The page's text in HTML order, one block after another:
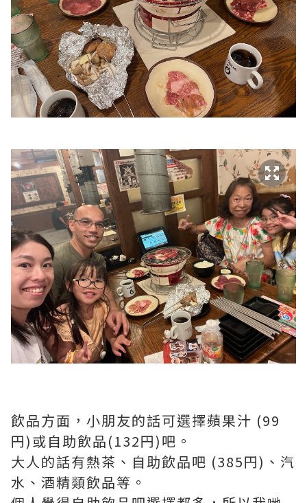
飲品方面，小朋友的話可選擇蘋果汁 (99
円)或自助飲品(132円)吧。
大人的話有熱茶、自助飲品吧 (385円)、汽
水、酒精類飲品等。